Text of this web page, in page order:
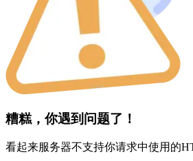
糟糕，你遇到问题了！
看起来服务器不支持你请求中使用的